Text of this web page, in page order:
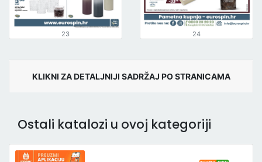
23 24
KLIKNI ZA DETALJNIJI SADRŽAJ PO STRANICAMA
Ostali katalozi u ovoj kategoriji